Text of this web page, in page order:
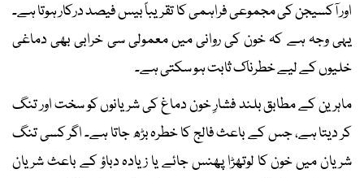
اور آکسیجن کی مجموعی فراہمی کا تقریباً بیس فیصد درکار ہوتا ہے۔
یہی وجہ ہے کہ خون کی روانی میں معمولی سی خرابی بھی دماغی
خلیوں کے لیے خطرناک ثابت ہو سکتی ہے۔
ماہرین کے مطابق بلند فشارِ خون دماغ کی شریانوں کو سخت اور تنگ
کر دیتا ہے، جس کے باعث فالج کا خطرہ بڑھ جاتا ہے۔ اگر کسی تنگ
شریان میں خون کا لوتھڑا پھنس جائے یا زیادہ دباؤ کے باعث شریان